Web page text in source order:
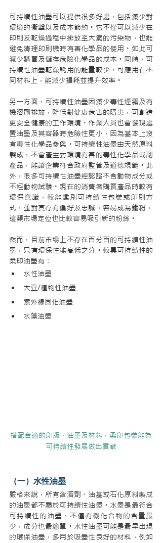
可持續性油墨可以提供很多好處，包括減少對
環境的衝擊以及成本節約。它不僅可以減少在
印刷及乾燥過程中排放至大氣的污染物，也能
避免清理印刷機時有害化學品的使用。如此可
減少購買及儲存危險化學品的成本。同時，可
持續性油墨乾燥耗用的能量較少，可應用在不
同材料上，能減少損耗並提升效率。
另一方面，可持續性油墨因減少毒性煙霧及有
機溶劑排放，降低對健康危害的隱患，可創造
更安全健康的工作環境。作業人員也會發現處
置油墨及其容器時危險性更小，因為基本上沒
有毒性化學品參與。可持續性油墨由天然原料
製成，不會產生對環境有害的毒性化學品或副
產品，能讓企業符合政府監管及道德規範。此
外，很多可持續性油墨經認證不含動物成分或
不經動物試驗。現在的消費者購買產品時較有
環保意識，較能鑑別可持續性包裝或印刷方
式，並對其存有偏好及忠誠，容易成為鐵粉，
這類市場定位也比較容易吸引新的粉絲。
然而，目前市場上不存在百分百的可持續性油
墨，只有環保性能高低之分。較具可持續性的
柔印油墨有：
水性油墨
大豆/植物性油墨
紫外線固化油墨
水藻油墨
搭配合適的印版、油墨及材料，柔印包裝能為
可持續性發展做出貢獻
（一）水性油墨
嚴格來說，所有含溶劑、油基或石化原料製成
的油墨都不屬於可持續性油墨。水墨是最符合
可持續性的油墨，不僅有機化合物的含量最
少，成分也最簡單。水性油墨可能是最早出現
的環保油墨，多用於吸墨性良好的材料，例如